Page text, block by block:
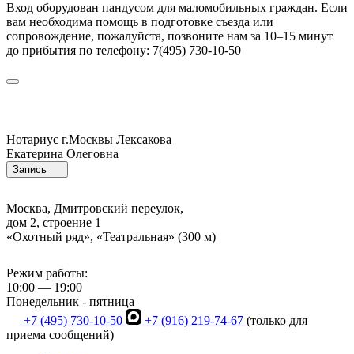
Вход оборудован пандусом для маломобильных граждан. Если
вам необходима помощь в подготовке съезда или
сопровождение, пожалуйста, позвоните нам за 10–15 минут
до прибытия по телефону: 7(495) 730-10-50
Нотариус г.Москвы Лексакова
Екатерина Олеговна
Запись
Москва, Дмитровский переулок,
дом 2, строение 1
«Охотный ряд», «Театральная» (300 м)
Режим работы:
10:00 — 19:00
Понедельник - пятница
+7 (495) 730-10-50
+7 (916) 219-74-67 (только для
приема сообщений)